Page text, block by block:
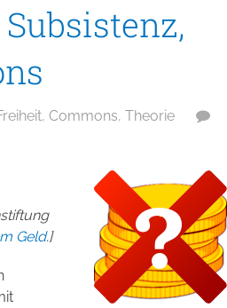
, Commons, Theorie
Geld.]